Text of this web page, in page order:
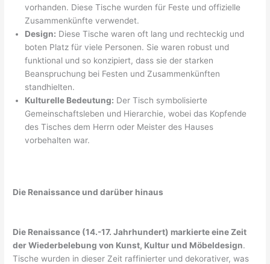
vorhanden. Diese Tische wurden für Feste und offizielle
Zusammenkünfte verwendet.
Design: Diese Tische waren oft lang und rechteckig und
boten Platz für viele Personen. Sie waren robust und
funktional und so konzipiert, dass sie der starken
Beanspruchung bei Festen und Zusammenkünften
standhielten.
Kulturelle Bedeutung: Der Tisch symbolisierte
Gemeinschaftsleben und Hierarchie, wobei das Kopfende
des Tisches dem Herrn oder Meister des Hauses
vorbehalten war.
Die Renaissance und darüber hinaus
Die Renaissance (14.-17. Jahrhundert) markierte eine Zeit
der Wiederbelebung von Kunst, Kultur und Möbeldesign.
Tische wurden in dieser Zeit raffinierter und dekorativer, was